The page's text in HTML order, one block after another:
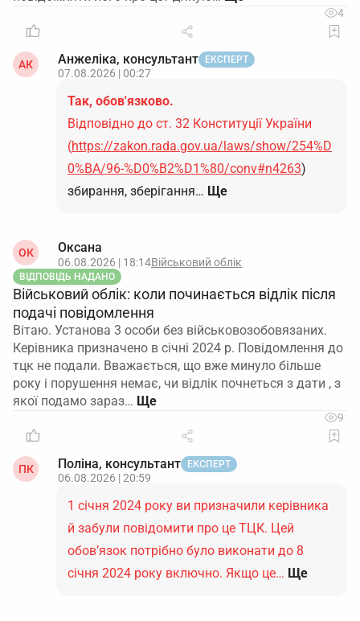
4
АК Анжеліка, консультант ЕКСПЕРТ
07.08.2026 | 00:27
Так, обов'язково.
Відповідно до ст. 32 Конституції України
(https://zakon.rada.gov.ua/laws/show/254%D
0%BA/96-%D0%B2%D1%80/conv#n4263)
збирання, зберігання… Ще
ОК Оксана
06.08.2026 | 18:14Військовий облік
ВІДПОВІДЬ НАДАНО
Військовий облік: коли починається відлік після
подачі повідомлення
Вітаю. Установа 3 особи без військовозобовязаних.
Керівника призначено в січні 2024 р. Повідомлення до
тцк не подали. Вважається, що вже минуло більше
року і порушення немає, чи відлік почнеться з дати , з
якої подамо зараз…
9
ПК Поліна, консультант ЕКСПЕРТ
06.08.2026 | 20:59
1 січня 2024 року ви призначили керівника
й забули повідомити про це ТЦК. Цей
обов’язок потрібно було виконати до 8
січня 2024 року включно. Якщо це… Ще